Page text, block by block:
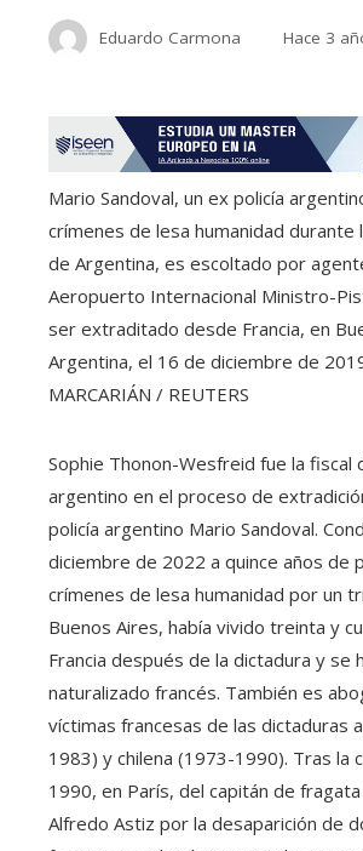
Eduardo Carmona
Hace 3
Mario Sandoval, un ex policía
crímenes de lesa humanidad durante
de Argentina, es escoltado por
Aeropuerto Internacional Ministro-
ser extraditado desde Francia, en
Argentina, el 16 de diciembre de
MARCARIÁN / REUTERS
Sophie Thonon-Wesfreid fue la fiscal
argentino en el proceso de
policía argentino Mario Sandoval.
diciembre de 2022 a quince años de
crímenes de lesa humanidad por un
Buenos Aires, había vivido treinta y
Francia después de la dictadura y se
naturalizado francés. También es
víctimas francesas de las dictaduras
1983) y chilena (1973-1990). Tras la
1990, en París, del capitán de
Alfredo Astiz por la desaparición de